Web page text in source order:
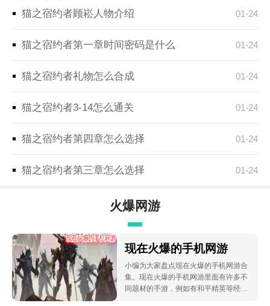
猫之宿约者顾崧人物介绍 01-24
猫之宿约者第一章时间密码是什么 01-24
猫之宿约者礼物怎么合成 01-24
猫之宿约者3-14怎么通关 01-24
猫之宿约者第四章怎么选择 01-24
猫之宿约者第三章怎么选择 01-24
火爆网游
现在火爆的手机网游
小编为大家盘点现在火爆的手机网游合
集。现在火爆的手机网游里面有许多不
同题材的手游，例如有和平精英等经典